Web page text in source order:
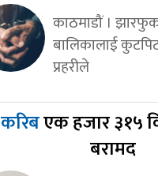
काठमाडौं ।
बालिकालाई
प्रहरीले
करिबएक हजार ३१५
बरामद